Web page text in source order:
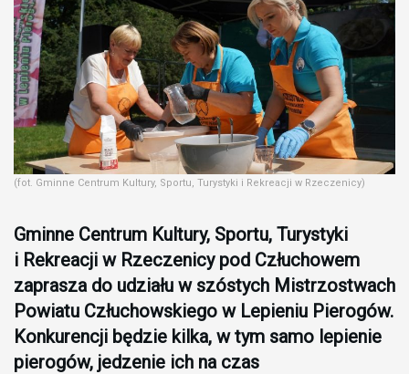
(fot. Gminne Centrum Kultury, Sportu, Turystyki i Rekreacji w Rzeczenicy)
Gminne Centrum Kultury, Sportu, Turystyki
i Rekreacji w Rzeczenicy pod Człuchowem
zaprasza do udziału w szóstych Mistrzostwach
Powiatu Człuchowskiego w Lepieniu Pierogów.
Konkurencji będzie kilka, w tym samo lepienie
pierogów, jedzenie ich na czas